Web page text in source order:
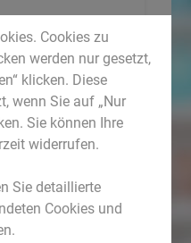
indem es das
cheliert
und Palmitoyl
Cookies zu
werden nur gesetzt,
klicken. Diese
wenn Sie auf „Nur
Sie können Ihre
widerrufen.
Sie detaillierte
Cookies und